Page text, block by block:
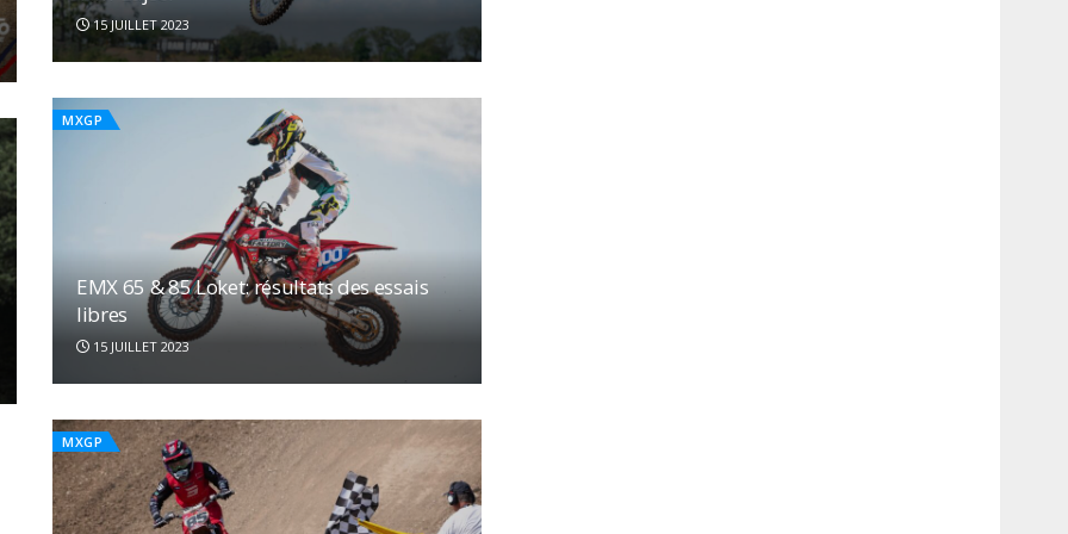
15 JUILLET 2023
MXGP
EMX 65 & 85 Loket: résultats des essais
libres
15 JUILLET 2023
MXGP